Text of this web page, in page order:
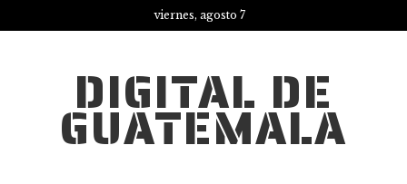
viernes, agosto 7
DIGITAL DE
GUATEMALA